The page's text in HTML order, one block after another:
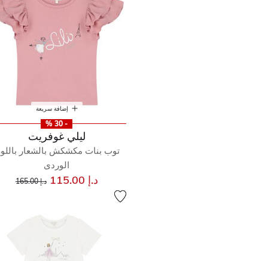
إضافة سريعة
- 30 %
ليلي غوفريت
توب بنات مكشكش بالشعار
الوردى
د.إ 115.00 سعر مخفض مند.إ 165.00